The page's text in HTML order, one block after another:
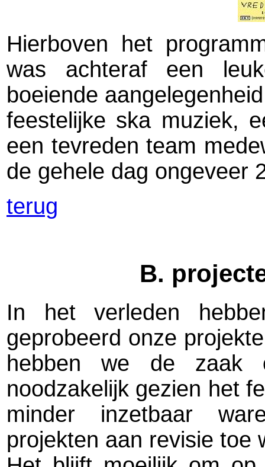
Hierboven het
was achteraf een
boeiende
feestelijke ska muziek,
een tevreden team
de gehele dag ongeveer
terug
B.
In het verleden
geprobeerd onze
hebben we de zaak
noodzakelijk gezien het
minder inzetbaar
projekten aan revisie toe